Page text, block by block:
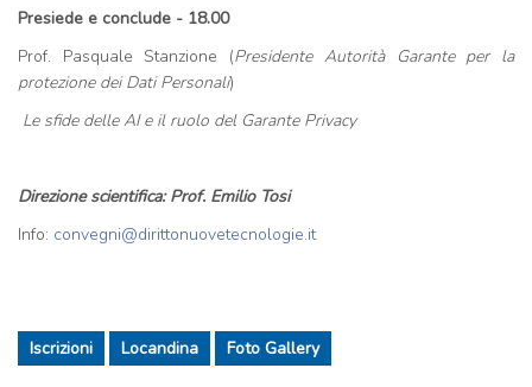
Presiede e conclude - 18.00
Prof. Pasquale Stanzione (Presidente Autorità Garante per la
protezione dei Dati Personali)
Le sfide delle AI e il ruolo del Garante Privacy
Direzione scientifica: Prof. Emilio Tosi
Info: convegni@dirittonuovetecnologie.it
Iscrizioni Locandina Foto Gallery